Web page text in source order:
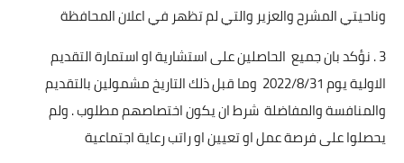
وناحيتي المشرح والعزير والتي لم تظهر في اعلان المحافظة
3 . نؤكد بان جميع الحاصلين على استشارية او استمارة التقديم
الاولية يوم 2022/8/31 وما قبل ذلك التاريخ مشمولين بالتقديم
والمنافسة والمفاضلة شرط ان يكون اختصاصهم مطلوب . ولم
يحصلوا على فرصة عمل او تعيين او راتب رعاية اجتماعية